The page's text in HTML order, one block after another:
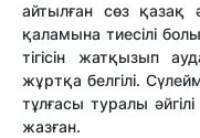
айтылған сөз қазақ
қаламына тиесілі
тігісін жатқызып
жұртқа белгілі.
тұлғасы туралы
жазған.